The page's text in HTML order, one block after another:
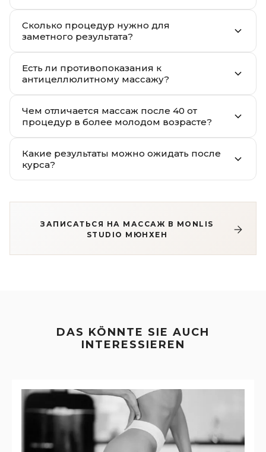
Сколько процедур нужно для
заметного результата?
Есть ли противопоказания к
антицеллюлитному массажу?
Чем отличается массаж после 40 от
процедур в более молодом возрасте?
Какие результаты можно ожидать после
курса?
ЗАПИСАТЬСЯ НА МАССАЖ В MONLIS
STUDIO МЮНХЕН
DAS KÖNNTE SIE AUCH
INTERESSIEREN